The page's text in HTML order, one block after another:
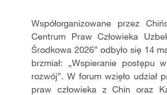
Współorganizowane przez
Centrum Praw Człowieka
Środkowa 2026” odbyło się 14
brzmiał: „Wspieranie postępu
rozwój”. W forum wzięło
praw człowieka z Chin oraz